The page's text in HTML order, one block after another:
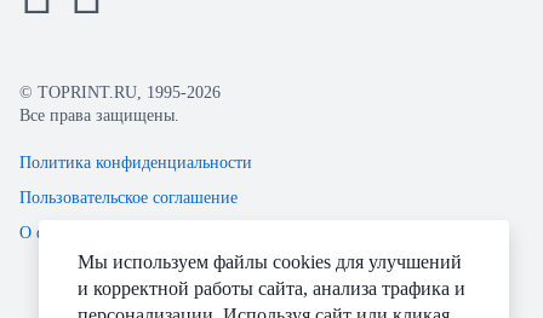
© TOPRINT.RU, 1995-2026
Все права защищены.
Политика конфиденциальности
Пользовательское соглашение
О файлах Cookie
Мы используем файлы cookies для улучшений
и корректной работы сайта, анализа трафика и